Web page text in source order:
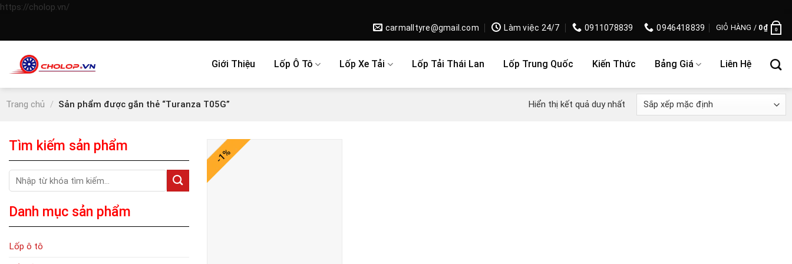
https://cholop.vn/Skip
carmalltyre@gmail.com Làm việc 24/7 0911078839 0946418839 GIỎ HÀNG / 0₫ 0
Giới Thiệu Lốp Ô Tô Lốp Xe Tải Lốp Tải Thái Lan Lốp Trung Quốc Kiến Thức Bảng Giá Liên Hệ
Trang chủ / Sản phẩm được gắn thẻ “Turanza T05G” Hiển thị kết quả duy nhất
Tìm kiếm sản phẩm
kiếm:
Danh mục sản phẩm
Lốp ô tô
-1%